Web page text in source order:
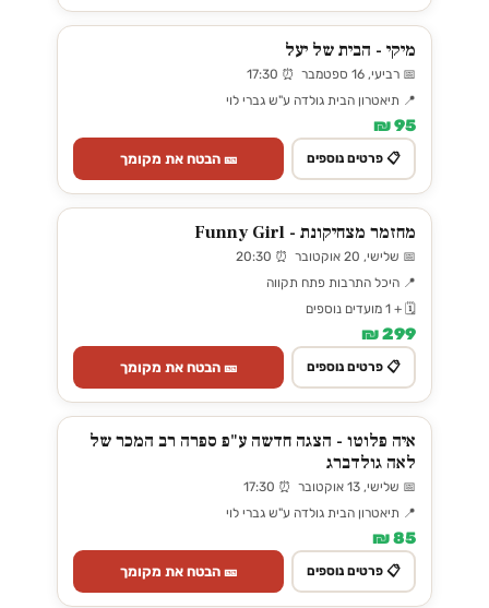
מיקי - הבית של יעל
📅 רביעי, 16 ספטמבר ⏰ 17:30
📍 תיאטרון הבית גולדה ע"ש גברי לוי
95 ₪
📋 פרטים נוספים 🎫 הבטח את מקומך
מחזמר מצחיקונת - Funny Girl
📅 שלישי, 20 אוקטובר ⏰ 20:30
📍 היכל התרבות פתח תקווה
🗓️ + 1 מועדים נוספים
299 ₪
📋 פרטים נוספים 🎫 הבטח את מקומך
איה פלוטו - הצגה חדשה ע"פ ספרה רב המכר של
לאה גולדברג
📅 שלישי, 13 אוקטובר ⏰ 17:30
📍 תיאטרון הבית גולדה ע"ש גברי לוי
85 ₪
📋 פרטים נוספים 🎫 הבטח את מקומך